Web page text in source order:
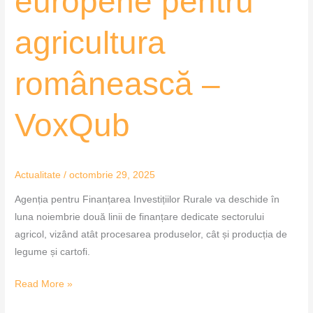
agricultura
românească –
VoxQub
Actualitate /octombrie 29, 2025
Agenția pentru Finanțarea Investițiilor Rurale va deschide în
luna noiembrie două linii de finanțare dedicate sectorului
agricol, vizând atât procesarea produselor, cât și producția de
legume și cartofi.
Read More »